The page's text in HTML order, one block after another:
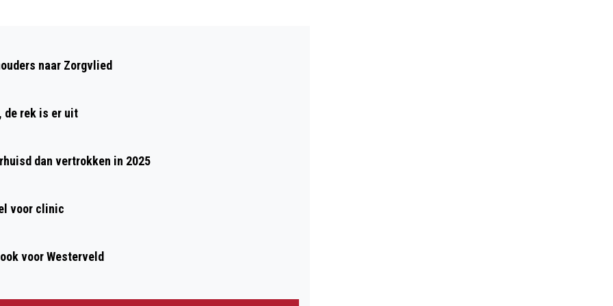
ONDERNEMERS DIGITALISEREN VIA EDIH
naar Zorgvlied
de rek is er uit
dan vertrokken in 2025
voor clinic
voor Westerveld